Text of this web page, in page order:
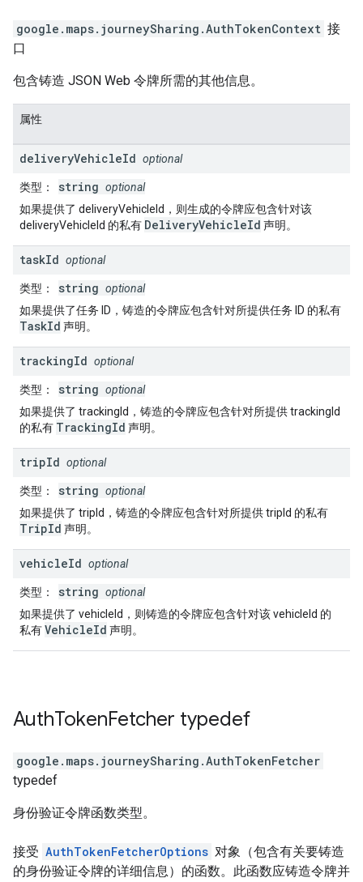
google.maps.journeySharing .AuthTokenContext 接
口
包含铸造 JSON Web 令牌所需的其他信息。
属性
deliveryVehicleId optional
类型 ： string optional
如果提供了 deliveryVehicleId，则生成的令牌应包含针对该
deliveryVehicleId 的私有 DeliveryVehicleId 声明。
taskId optional
类型 ： string optional
如果提供了任务 ID，铸造的令牌应包含针对所提供任务 ID 的私有
TaskId 声明。
trackingId optional
类型 ： string optional
如果提供了 trackingId，铸造的令牌应包含针对所提供 trackingId
的私有 TrackingId 声明。
tripId optional
类型 ： string optional
如果提供了 tripId，铸造的令牌应包含针对所提供 tripId 的私有
TripId 声明。
vehicleId optional
类型 ： string optional
如果提供了 vehicleId，则铸造的令牌应包含针对该 vehicleId 的
私有VehicleId 声明。
AuthTokenFetcher typedef
google.maps.journeySharing .AuthTokenFetcher
typedef
身份验证令牌函数类型。
接受 AuthTokenFetcherOptions 对象（包含有关要铸造
的身份验证令牌的详细信息）的函数。此函数应铸造令牌并